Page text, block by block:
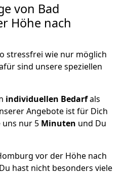
von Bad
Höhe nach
stressfrei wie nur möglich
sind unsere speziellen
individuellen Bedarfals
Angebote ist für Dich
uns nur 5 Minuten und Du
vor der Höhe nach
hast nicht besonders viele